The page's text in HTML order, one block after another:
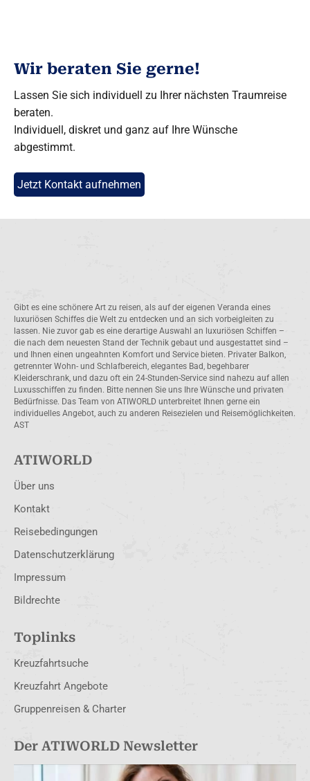
Wir beraten Sie gerne!
Lassen Sie sich individuell zu Ihrer nächsten Traumreise
beraten.
Individuell, diskret und ganz auf Ihre Wünsche
abgestimmt.
Jetzt Kontakt aufnehmen
Gibt es eine schönere Art zu reisen, als auf der eigenen Veranda eines
luxuriösen Schiffes die Welt zu entdecken und an sich vorbeigleiten zu
lassen. Nie zuvor gab es eine derartige Auswahl an luxuriösen Schiffen –
die nach dem neuesten Stand der Technik gebaut und ausgestattet sind –
und Ihnen einen ungeahnten Komfort und Service bieten. Privater Balkon,
getrennter Wohn- und Schlafbereich, elegantes Bad, begehbarer
Kleiderschrank, und dazu oft ein 24-Stunden-Service sind nahezu auf allen
Luxusschiffen zu finden. Bitte nennen Sie uns Ihre Wünsche und privaten
Bedürfnisse. Das Team von ATIWORLD unterbreitet Ihnen gerne ein
individuelles Angebot, auch zu anderen Reisezielen und Reisemöglichkeiten.
AST
ATIWORLD
Über uns
Kontakt
Reisebedingungen
Datenschutzerklärung
Impressum
Bildrechte
Toplinks
Kreuzfahrtsuche
Kreuzfahrt Angebote
Gruppenreisen & Charter
Der ATIWORLD Newsletter